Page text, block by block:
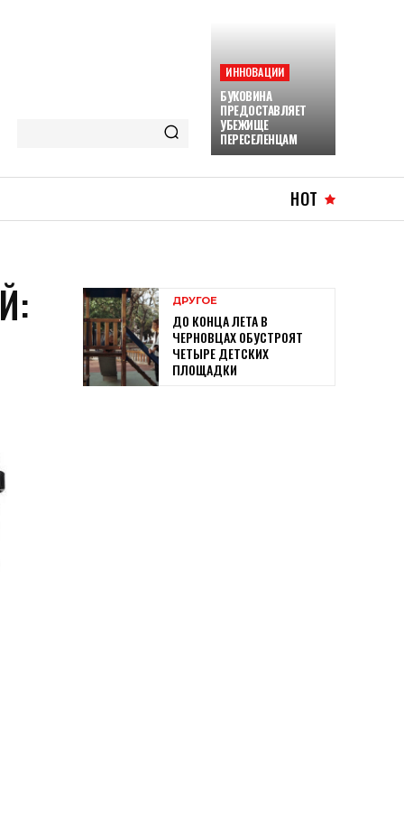
ИННОВАЦИИ
БУКОВИНА
ПРЕДОСТАВЛЯЕТ
УБЕЖИЩЕ
ПЕРЕСЕЛЕНЦАМ
HOT
ДРУГОЕ
ДО КОНЦА ЛЕТА В
ЧЕРНОВЦАХ ОБУСТРОЯТ
ЧЕТЫРЕ ДЕТСКИХ
ПЛОЩАДКИ